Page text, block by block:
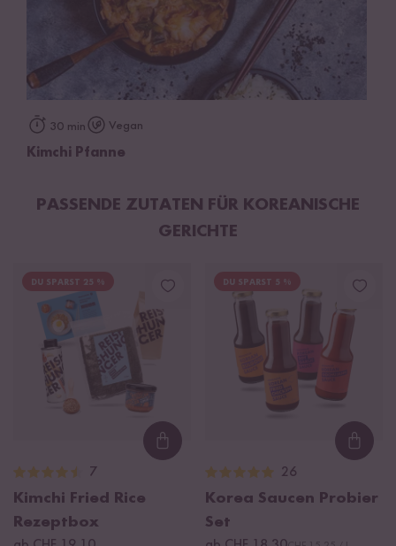
30 min Vegan
Kimchi Pfanne
PASSENDE ZUTATEN FÜR KOREANISCHE
GERICHTE
DU SPARST 25 %
Loading...
7
Kimchi Fried Rice
Rezeptbox
DU SPARST 5 %
26
Korea Saucen Probier
Set